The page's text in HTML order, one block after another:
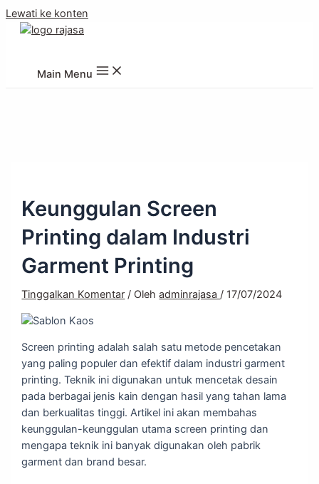
Lewati ke konten
Main Menu
Keunggulan Screen
Printing dalam Industri
Garment Printing
Tinggalkan Komentar / Olehadminrajasa/ 17/07/2024
Screen printing adalah salah satu metode pencetakan
yang paling populer dan efektif dalam industri garment
printing. Teknik ini digunakan untuk mencetak desain
pada berbagai jenis kain dengan hasil yang tahan lama
dan berkualitas tinggi. Artikel ini akan membahas
keunggulan-keunggulan utama screen printing dan
mengapa teknik ini banyak digunakan oleh pabrik
garment dan brand besar.